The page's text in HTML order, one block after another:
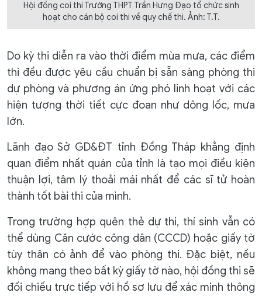
Hội đồng coi thi Trường THPT Trần Hưng Đạo tổ chức sinh
hoạt cho cán bộ coi thi về quy chế thi. Ảnh: T.T.
Do kỳ thi diễn ra vào thời điểm mùa mưa, các điểm
thi đều được yêu cầu chuẩn bị sẵn sàng phòng thi
dự phòng và phương án ứng phó linh hoạt với các
hiện tượng thời tiết cực đoan như dông lốc, mưa
lớn.
Lãnh đạo Sở GD&ĐT tỉnh Đồng Tháp khẳng định
quan điểm nhất quán của tỉnh là tạo mọi điều kiện
thuận lợi, tâm lý thoải mái nhất để các sĩ tử hoàn
thành tốt bài thi của mình.
Trong trường hợp quên thẻ dự thi, thí sinh vẫn có
thể dùng Căn cước công dân (CCCD) hoặc giấy tờ
tùy thân có ảnh để vào phòng thi. Đặc biệt, nếu
không mang theo bất kỳ giấy tờ nào, hội đồng thi sẽ
đối chiếu trực tiếp với hồ sơ lưu để xác minh thông